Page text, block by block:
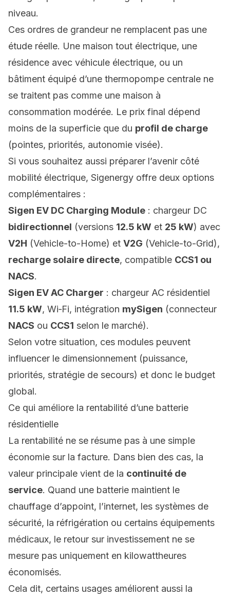
niveau.
Ces ordres de grandeur ne remplacent pas une
étude réelle. Une maison tout électrique, une
résidence avec véhicule électrique, ou un
bâtiment équipé d’une thermopompe centrale ne
se traitent pas comme une maison à
consommation modérée. Le prix final dépend
moins de la superficie que du profil de charge
(pointes, priorités, autonomie visée).
Si vous souhaitez aussi préparer l’avenir côté
mobilité électrique, Sigenergy offre deux options
complémentaires :
Sigen EV DC Charging Module : chargeur DC
bidirectionnel (versions 12.5 kW et 25 kW) avec
V2H (Vehicle-to-Home) et V2G (Vehicle-to-Grid),
recharge solaire directe, compatible CCS1 ou
NACS.
Sigen EV AC Charger : chargeur AC résidentiel
11.5 kW, Wi‑Fi, intégration mySigen (connecteur
NACS ou CCS1 selon le marché).
Selon votre situation, ces modules peuvent
influencer le dimensionnement (puissance,
priorités, stratégie de secours) et donc le budget
global.
Ce qui améliore la rentabilité d’une batterie
résidentielle
La rentabilité ne se résume pas à une simple
économie sur la facture. Dans bien des cas, la
valeur principale vient de la continuité de
service. Quand une batterie maintient le
chauffage d’appoint, l’internet, les systèmes de
sécurité, la réfrigération ou certains équipements
médicaux, le retour sur investissement ne se
mesure pas uniquement en kilowattheures
économisés.
Cela dit, certains usages améliorent aussi la